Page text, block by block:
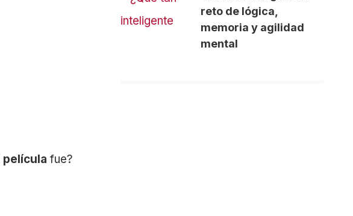
película fue?
reto de lógica,
memoria y agilidad
mental